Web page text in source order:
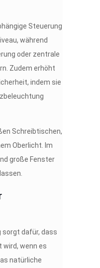
Steuerung
während
oder zentrale
Zudem erhöht
indem sie
sorgt dafür, dass
wird, wenn es
natürliche